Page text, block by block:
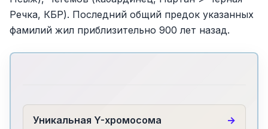
Речка, КБР). Последний общий предок указанных
фамилий жил приблизительно 900 лет назад.
Уникальная Y-хромосома